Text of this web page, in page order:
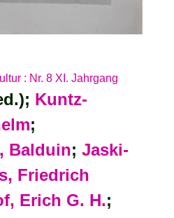
: Nr. 8 XI. Jahrgang
Kuntz-
;
Balduin; Jaski-
Friedrich
Erich G. H.;